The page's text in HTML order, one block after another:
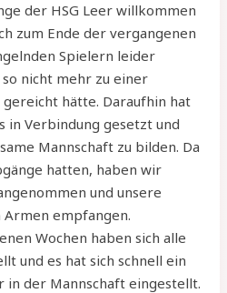
der HSG Leer willkommen
zum Ende der vergangenen
Spielern leider
nicht mehr zu einer
hätte. Daraufhin hat
in Verbindung gesetzt und
Mannschaft zu bilden. Da
hatten, haben wir
und unsere
empfangen.
Wochen haben sich alle
und es hat sich schnell ein
der Mannschaft eingestellt.